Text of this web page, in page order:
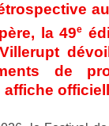
la 49e
de
affiche